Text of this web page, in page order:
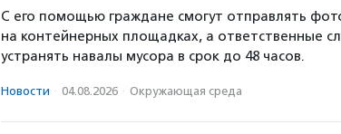
С его помощью граждане смогут отправлять
на контейнерных площадках, а ответственные
устранять навалы мусора в срок до 48 часов.
Новости · 04.08.2026 · Окружающая среда